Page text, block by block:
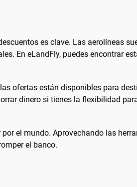
es clave. Las aerolíneas
En eLandFly, puedes encontrar
ofertas están disponibles para
dinero si tienes la flexibilidad
el mundo. Aprovechando las
el banco.